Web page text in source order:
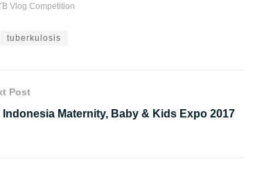
Vlog Competition
tuberkulosis
Post
Indonesia Maternity, Baby & Kids Expo 2017